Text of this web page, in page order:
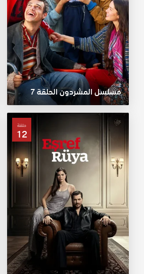
مسلسل المشردون الحلقة 7
حلقة
12